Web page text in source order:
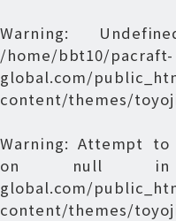
Warning:
/home/bbt10/pacraft-
global.com/
content/themes/
Warning: Attempt to
on null
global.com/
content/themes/